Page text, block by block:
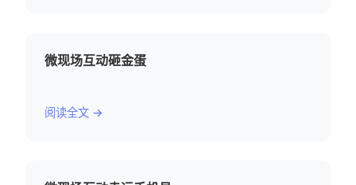
微现场互动砸金蛋
阅读全文 →